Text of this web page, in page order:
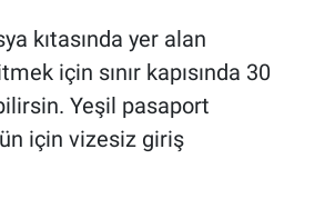
kıtasında yer alan
için sınır kapısında 30
Yeşil pasaport
için vizesiz giriş